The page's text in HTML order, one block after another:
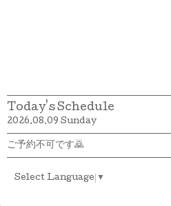
Today's Schedule
2026.08.09 Sunday
ご予約不可です🙇
Select Language ▼